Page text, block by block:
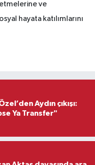
ve
hayata katılımlarını
Aydın çıkışı:
Ya Transfer"